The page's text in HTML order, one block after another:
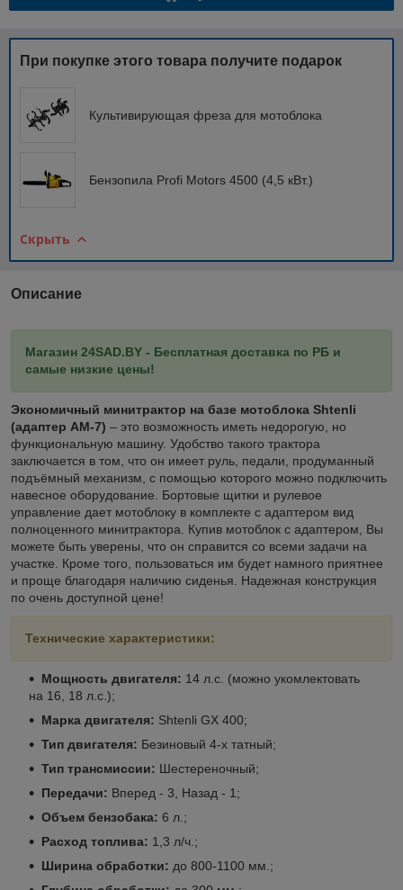
При покупке этого товара получите подарок
Культивирующая фреза для мотоблока
Бензопила Profi Motors 4500 (4,5 кВт.)
Скрыть
Описание
Магазин 24SAD.BY - Бесплатная доставка по РБ и
самые низкие цены!
Экономичный минитрактор на базе мотоблока Shtenli
(адаптер АМ-7) – это возможность иметь недорогую, но
функциональную машину. Удобство такого трактора
заключается в том, что он имеет руль, педали, продуманный
подъёмный механизм, с помощью которого можно подключить
навесное оборудование. Бортовые щитки и рулевое
управление дает мотоблоку в комплекте с адаптером вид
полноценного минитрактора. Купив мотоблок с адаптером, Вы
можете быть уверены, что он справится со всеми задачи на
участке. Кроме того, пользоваться им будет намного приятнее
и проще благодаря наличию сиденья. Надежная конструкция
по очень доступной цене!
Технические характеристики:
Мощность двигателя: 14 л.с. (можно укомлектовать
на 16, 18 л.с.);
Марка двигателя: Shtenli GX 400;
Тип двигателя: Безиновый 4-х татный;
Тип трансмиссии: Шестереночный;
Передачи: Вперед - 3, Назад - 1;
Объем бензобака: 6 л.;
Расход топлива: 1,3 л/ч.;
Ширина обработки: до 800-1100 мм.;